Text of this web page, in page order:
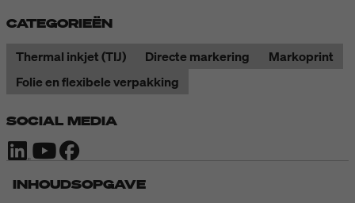
CATEGORIEËN
Thermal inkjet (TIJ)
Directe markering
Markoprint
Folie en flexibele verpakking
SOCIAL MEDIA
INHOUDSOPGAVE